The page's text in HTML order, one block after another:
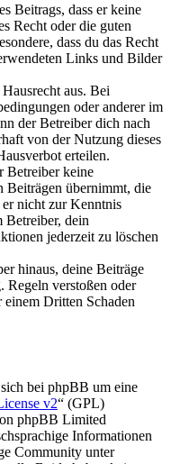
Beitrags, dass er keine
Recht oder die guten
dass du das Recht
Links und Bilder
aus. Bei
oder anderer im
der Betreiber dich nach
von der Nutzung dieses
erteilen.
Betreiber keine
Beiträgen übernimmt, die
er nicht zur Kenntnis
Betreiber, dein
jederzeit zu löschen
hinaus, deine Beiträge
Regeln verstoßen oder
einem Dritten Schaden
bei phpBB um eine
v2“ (GPL)
phpBB Limited
Informationen
Community unter